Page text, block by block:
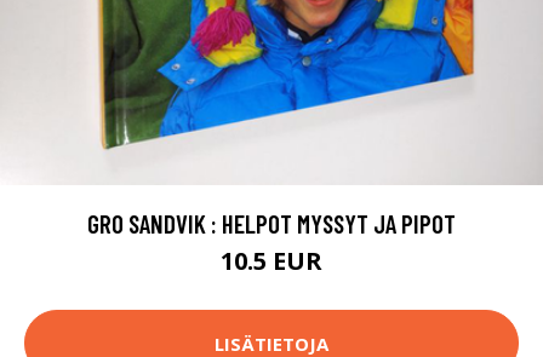
GRO SANDVIK : HELPOT MYSSYT JA PIPOT
10.5 EUR
LISÄTIETOJA